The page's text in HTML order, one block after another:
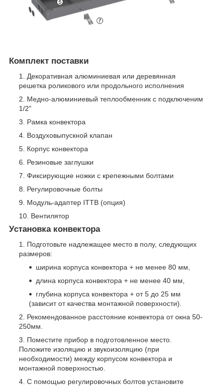
Комплект поставки
Декоративная алюминиевая или деревянная
решетка роликового или продольного исполнения
Медно-алюминиевый теплообменник с подключеним
1/2"
Рамка конвектора
Воздуховыпускной клапан
Корпус конвектора
Резиновые заглушки
Фиксирующие ножки с крепежными болтами
Регулировочные болты
Модуль-адаптер ITTB (опция)
Вентилятор
Установка конвектора
Подготовьте надлежащее место в полу, следующих
размеров:
ширина корпуса конвектора + не менее 80 мм,
длина корпуса конвектора + не менее 40 мм,
глубина корпуса конвектора + от 5 до 25 мм
(зависит от качества монтажной поверхности).
Рекомендованное расстояние конвектора от окна 50-
250мм.
Поместите прибор в подготовленное место.
Положите изоляцию и звукоизоляцию (при
необходимости) между корпусом конвектора и
монтажной поверхностью.
С помощью регулировочных болтов установите